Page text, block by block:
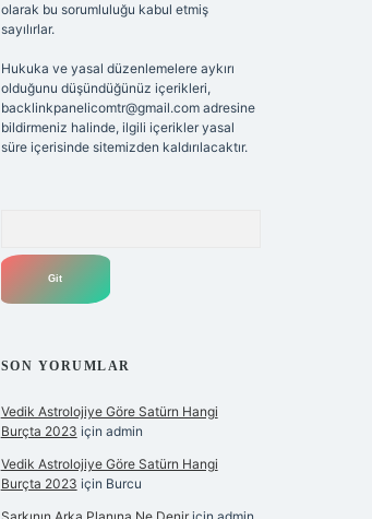
olarak bu sorumluluğu kabul etmiş
sayılırlar.
Hukuka ve yasal düzenlemelere aykırı
olduğunu düşündüğünüz içerikleri,
backlinkpanelicomtr@gmail.comadresine
bildirmeniz halinde, ilgili içerikler yasal
süre içerisinde sitemizden kaldırılacaktır.
SON YORUMLAR
Vedik Astrolojiye Göre Satürn Hangi
Burçta 2023 için admin
Vedik Astrolojiye Göre Satürn Hangi
Burçta 2023 için Burcu